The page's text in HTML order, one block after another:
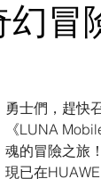
冒
勇士們，趕快
《LUNA
魂的冒險之旅
現已在